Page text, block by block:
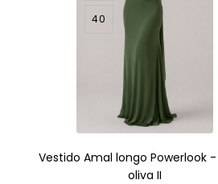
40
Vestido Amal longo Powerlook
oliva II